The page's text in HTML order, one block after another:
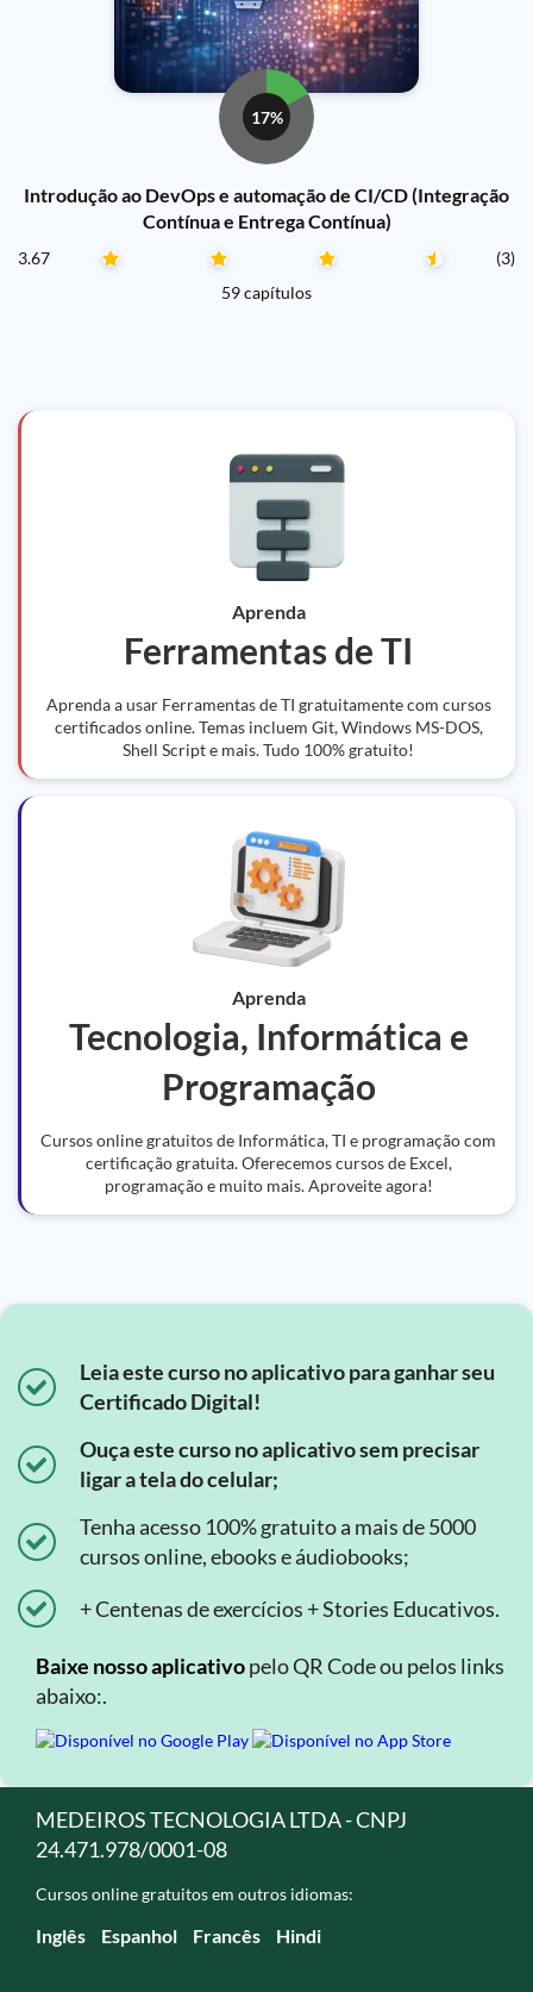
17%
Introdução ao DevOps e automação de CI/CD (Integração
Contínua e Entrega Contínua)
3.67
(3)
59 capítulos
Aprenda
Ferramentas de TI
Aprenda a usar Ferramentas de TI gratuitamente com cursos
certificados online. Temas incluem Git, Windows MS-DOS,
Shell Script e mais. Tudo 100% gratuito!
Aprenda
Tecnologia, Informática e
Programação
Cursos online gratuitos de Informática, TI e programação com
certificação gratuita. Oferecemos cursos de Excel,
programação e muito mais. Aproveite agora!
Leia este curso no aplicativo para ganhar seu
Certificado Digital!
Ouça este curso no aplicativo sem precisar
ligar a tela do celular;
Tenha acesso 100% gratuito a mais de 5000
cursos online, ebooks e áudiobooks;
+ Centenas de exercícios + Stories Educativos.
Baixe nosso aplicativopelo QR Code ou pelos links
abaixo:.
MEDEIROS TECNOLOGIA LTDA - CNPJ
24.471.978/0001-08
Cursos online gratuitos em outros idiomas:
Inglês Espanhol Francês Hindi